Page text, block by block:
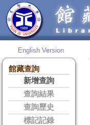
English Version
館藏查詢
新增查詢
查詢結果
查詢歷史
標記記錄